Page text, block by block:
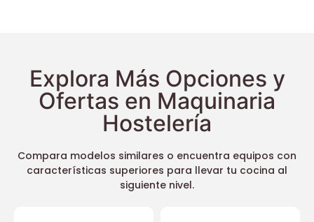
Explora Más Opciones y
Ofertas en Maquinaria
Hostelería
Compara modelos similares o encuentra equipos con
características superiores para llevar tu cocina al
siguiente nivel.